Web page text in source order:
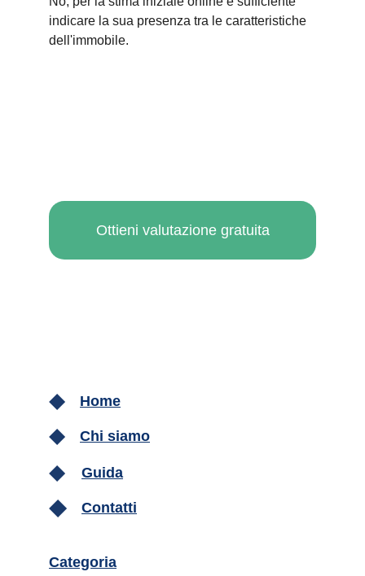
Ottieni valutazione gratuita
indicare la sua presenza tra le caratteristiche
dell'immobile.
Home
Guida
Contatti
Chi siamo
Categoria